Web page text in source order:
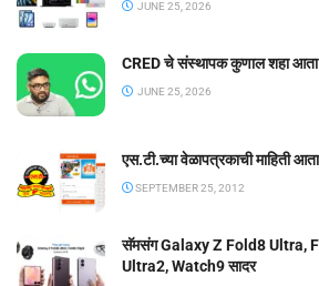
JUNE 25, 2026
CRED चे संस्थापक कुणाल शहा
JUNE 25, 2026
एस.टी.च्या वेळापत्रकाची माहिती
SEPTEMBER 25, 2012
सॅमसंग Galaxy Z Fold8 Ultra,
Ultra2, Watch9 सादर